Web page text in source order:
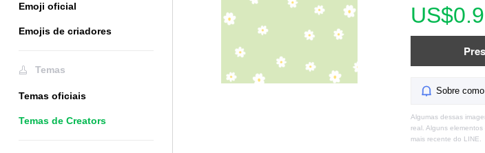
Emoji oficial
Emojis de criadores
Temas
Temas oficiais
Temas de Creators
Sobre
Algumas dessas
real. Alguns
mais recente do LINE.